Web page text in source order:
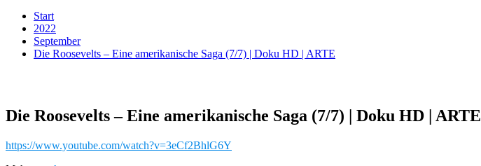
Start
2022
September
Die Roosevelts – Eine amerikanische Saga (7/7) | Doku HD | ARTE
Die Roosevelts – Eine amerikanische Saga (7/7) | Doku HD | ARTE
https://www.youtube.com/watch?v=3eCf2BhlG6Y